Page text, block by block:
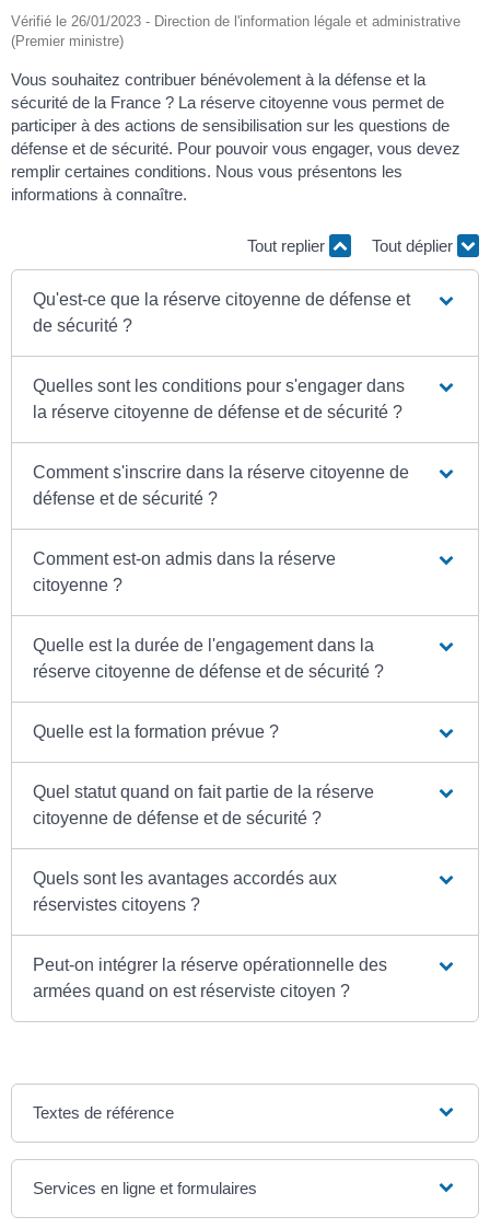
Vérifié le 26/01/2023 - Direction de l'information légale et administrative
(Premier ministre)
Vous souhaitez contribuer bénévolement à la défense et la
sécurité de la France ? La réserve citoyenne vous permet de
participer à des actions de sensibilisation sur les questions de
défense et de sécurité. Pour pouvoir vous engager, vous devez
remplir certaines conditions. Nous vous présentons les
informations à connaître.
Tout replier Tout déplier
Qu'est-ce que la réserve citoyenne de défense et
de sécurité ?
Quelles sont les conditions pour s'engager dans
la réserve citoyenne de défense et de sécurité ?
Comment s'inscrire dans la réserve citoyenne de
défense et de sécurité ?
Comment est-on admis dans la réserve
citoyenne ?
Quelle est la durée de l'engagement dans la
réserve citoyenne de défense et de sécurité ?
Quelle est la formation prévue ?
Quel statut quand on fait partie de la réserve
citoyenne de défense et de sécurité ?
Quels sont les avantages accordés aux
réservistes citoyens ?
Peut-on intégrer la réserve opérationnelle des
armées quand on est réserviste citoyen ?
Textes de référence
Services en ligne et formulaires